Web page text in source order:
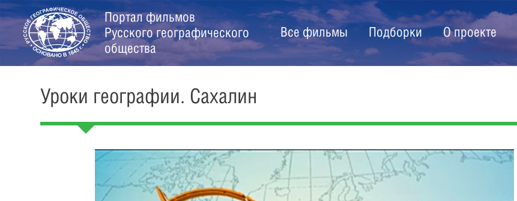
Портал фильмов
Русского географического
общества
Все фильмы Подборки О проекте
Уроки географии. Сахалин